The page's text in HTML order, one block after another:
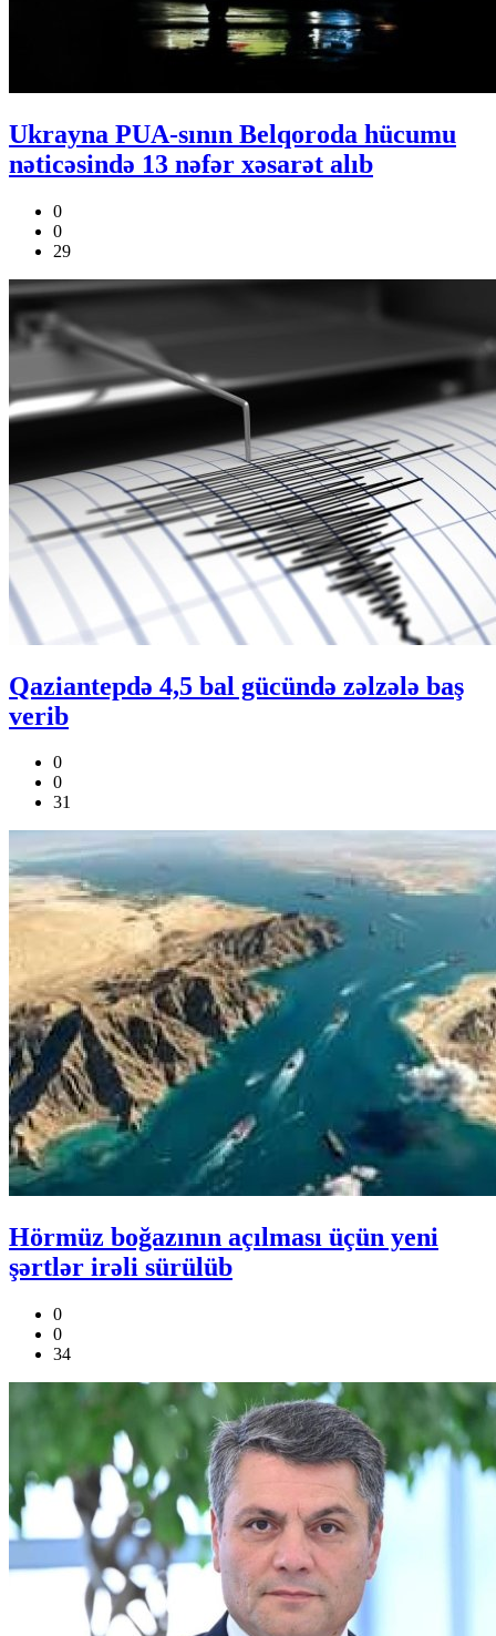
Ukrayna PUA-sının Belqoroda hücumu
nəticəsində 13 nəfər xəsarət alıb
0
0
29
Qaziantepdə 4,5 bal gücündə zəlzələ baş
verib
0
0
31
Hörmüz boğazının açılması üçün yeni
şərtlər irəli sürülüb
0
0
34